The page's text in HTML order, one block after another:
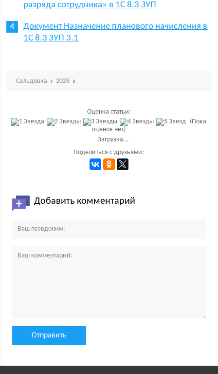
разряда сотрудника» в 1С 8.3 ЗУП
Документ Назначение планового начисления в
1С 8.3 ЗУП 3.1
Сальдовка 2026
Оценка статьи:
(Пока
оценок нет)
Загрузка...
Поделиться с друзьями:
Добавить комментарий